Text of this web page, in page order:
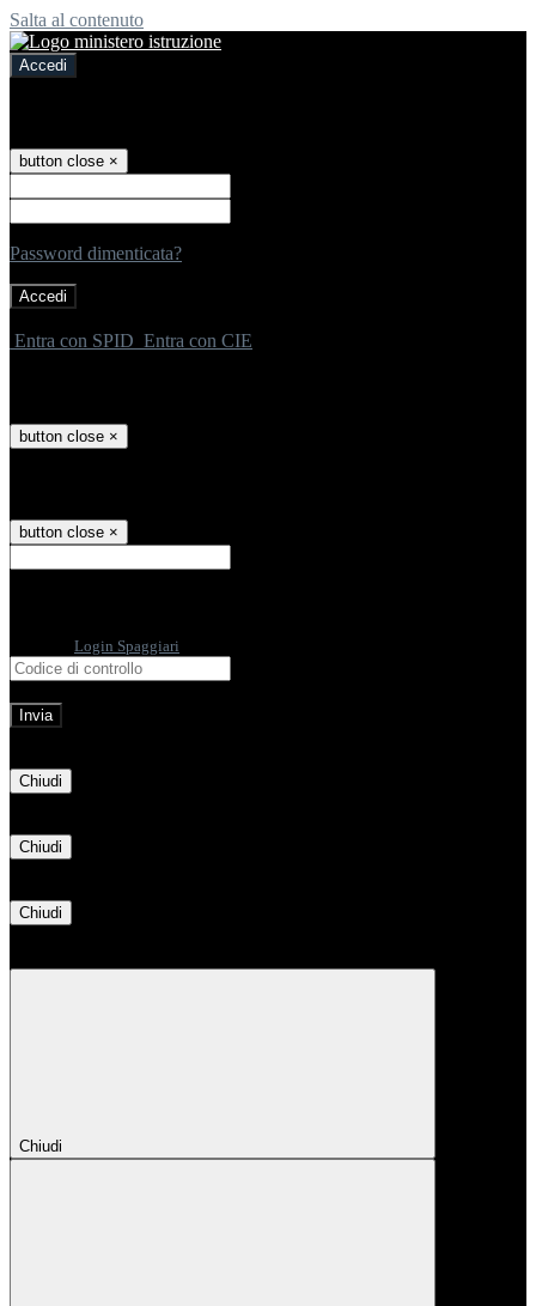
Salta al contenuto
Accedi
button close ×
Password dimenticata?
Entra con SPID Entra con CIE
button close ×
button close ×
Login Spaggiari
Chiudi
Chiudi
Chiudi
Chiudi